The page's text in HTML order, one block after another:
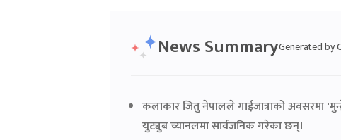
News SummaryGenerated by
कलाकार जितु नेपालले गाईजात्राको अवसरमा
युट्युब च्यानलमा सार्वजनिक गरेका छन्।